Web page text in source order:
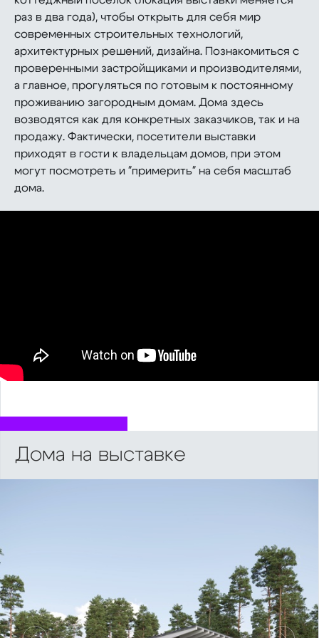
раз в два года), чтобы открыть для себя мир
современных строительных технологий,
архитектурных решений, дизайна. Познакомиться с
проверенными застройщиками и производителями,
а главное, прогуляться по готовым к постоянному
проживанию загородным домам. Дома здесь
возводятся как для конкретных заказчиков, так и на
продажу. Фактически, посетители выставки
приходят в гости к владельцам домов, при этом
могут посмотреть и "примерить" на себя масштаб
дома.
Дома на выставке